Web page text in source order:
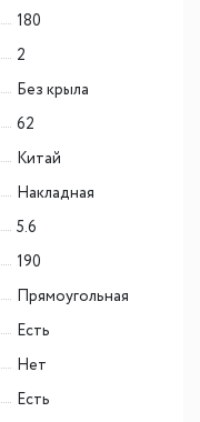
180
2
Без крыла
62
Китай
Накладная
5.6
190
Прямоугольная
Есть
Нет
Есть